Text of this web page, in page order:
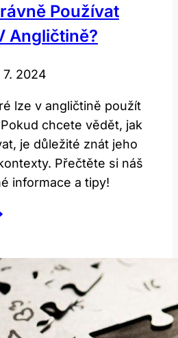
Používat
Angličtině?
7. 2024
lze v angličtině použít
chcete vědět, jak
je důležité znát jeho
Přečtěte si náš
informace a tipy!